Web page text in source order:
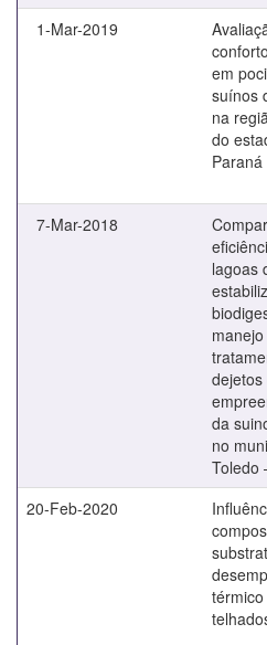
1-Mar-2019
em
suínos
na
do
Paraná
7-Mar-2018
lagoas
dejetos
da
no
Toledo
20-Feb-2020